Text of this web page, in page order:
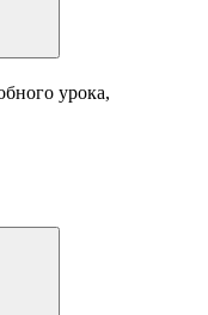
урока,